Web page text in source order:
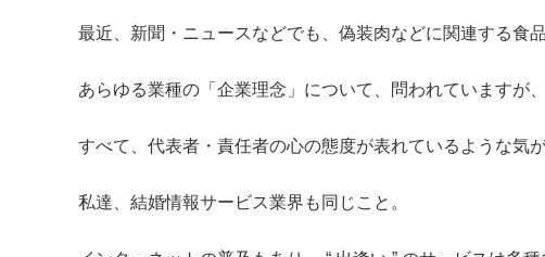
最近、新聞・ニュースなどでも、偽装肉などに関連する食
あらゆる業種の「企業理念」について、問われていますが、
すべて、代表者・責任者の心の態度が表れているような気が
私達、結婚情報サービス業界も同じこと。